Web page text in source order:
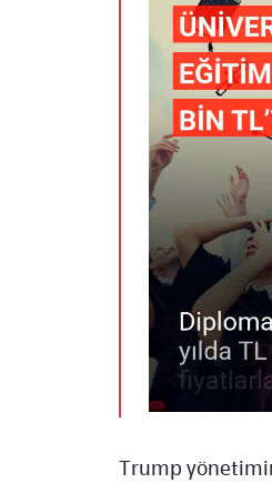
Trump